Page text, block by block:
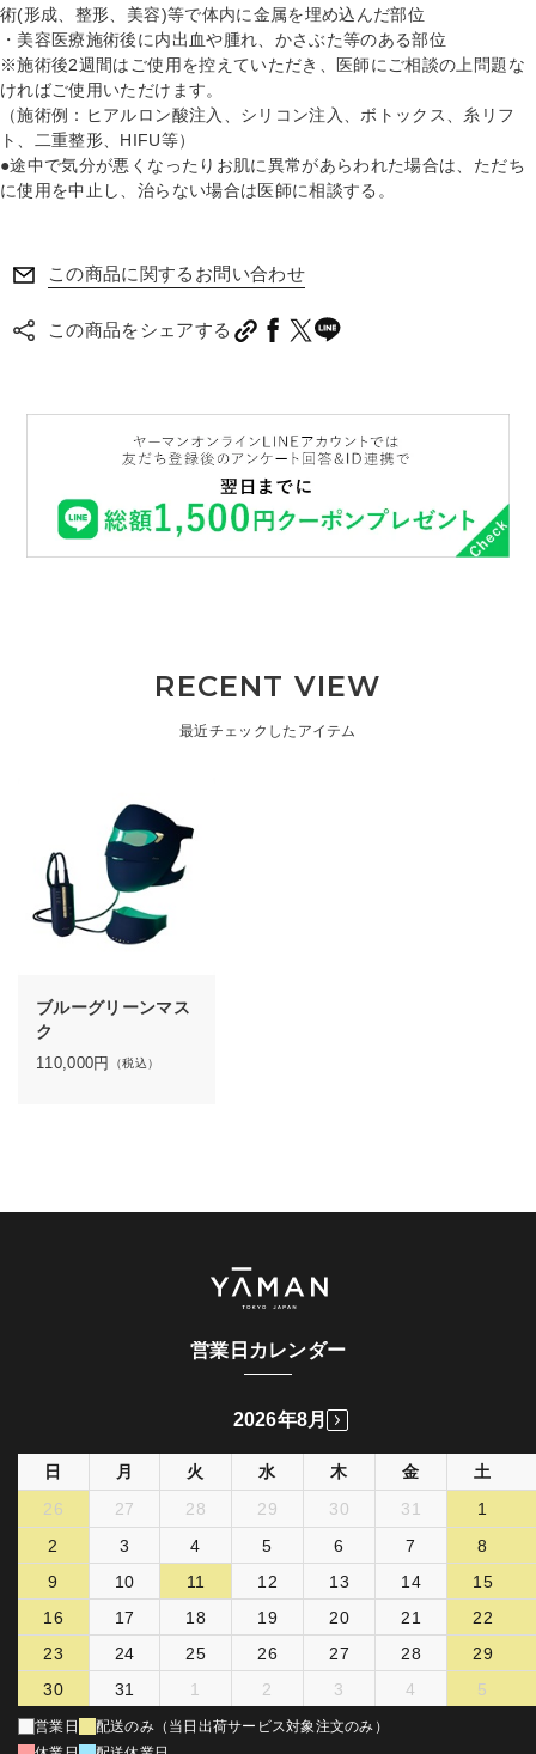
術(形成、整形、美容)等で体内に金属を埋め込んだ部位
・美容医療施術後に内出血や腫れ、かさぶた等のある部位
※施術後2週間はご使用を控えていただき、医師にご相談の上問題な
ければご使用いただけます。
（施術例：ヒアルロン酸注入、シリコン注入、ボトックス、糸リフ
ト、二重整形、HIFU等）
●途中で気分が悪くなったりお肌に異常があらわれた場合は、ただち
に使用を中止し、治らない場合は医師に相談する。
この商品に関するお問い合わせ
この商品をシェアする
RECENT VIEW
最近チェックしたアイテム
ブルーグリーンマス
ク
110,000円 （税込）
営業日カレンダー
2026年8月
日 月 火 水 木 金
土
26
27 28 29 30 31
1
2
3 4 5 6 7
8
9
10 11 12 13 14
15
16
17 18 19 20 21
22
23
24 25 26 27 28
29
30
31 1 2 3 4 5
営業日
配送のみ（当日出荷サービス対象注文のみ）